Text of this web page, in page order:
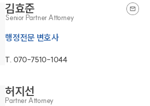
김효준
Senior Partner Attorney
행정전문 변호사
T. 070-7510-1044
허지선
Partner Attorney